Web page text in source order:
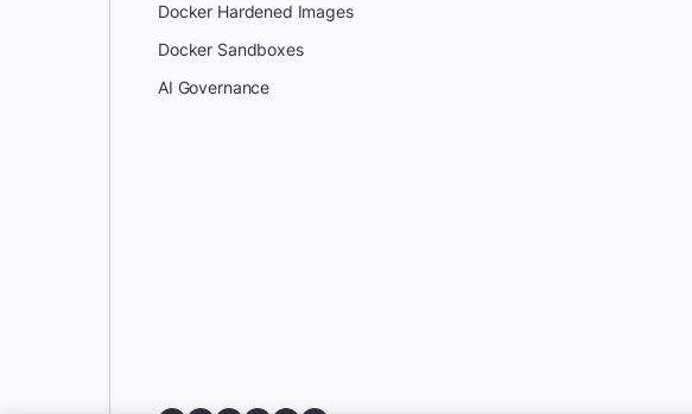
Docker Hardened Images
Docker Sandboxes
AI Governance